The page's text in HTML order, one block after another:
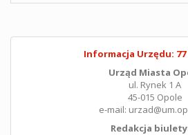
Informacja Urzędu: 77
Urząd Miasta
ul. Rynek 1 A
45-015 Opole
e-mail:
Redakcja